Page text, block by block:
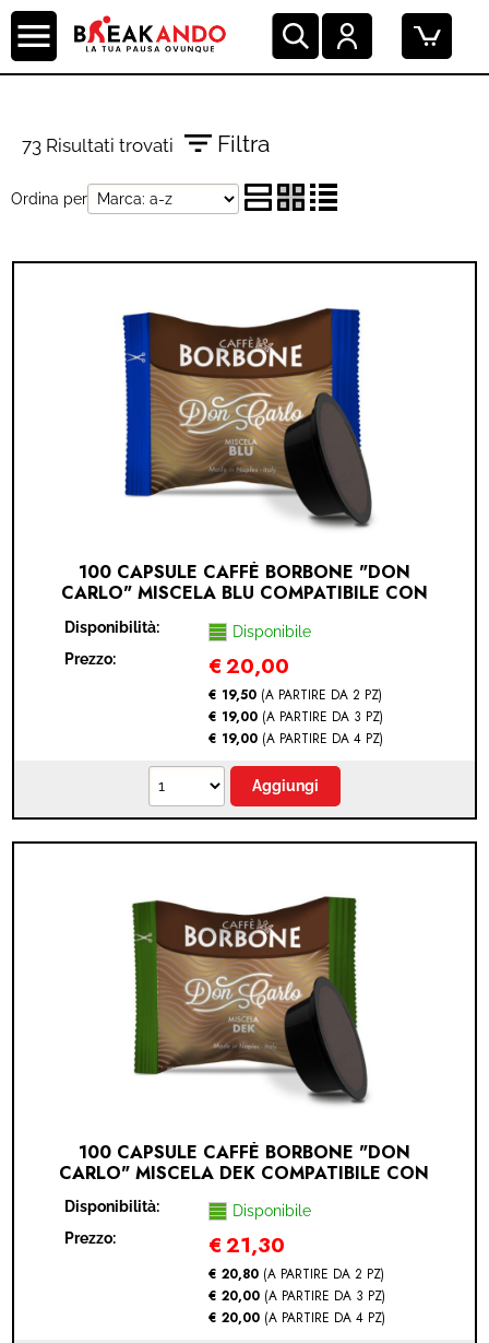
73 Risultati trovati Filtra
Ordina per
100 CAPSULE CAFFÈ BORBONE "DON
CARLO" MISCELA BLU COMPATIBILE CON
MIO® - BLU - 100 CAPSULE)
Disponibilità:
Disponibile
Prezzo:
€20,00
€ 19,50 (A PARTIRE DA 2 PZ)
€ 19,00 (A PARTIRE DA 3 PZ)
€ 19,00 (A PARTIRE DA 4 PZ)
100 CAPSULE CAFFÈ BORBONE "DON
CARLO" MISCELA DEK COMPATIBILE CON
LAVAZZA A MODO MIO (LAVAZZA A MODO
MIO® - DECAFFEINATO - 100 CAPSULE)
Disponibilità:
Disponibile
Prezzo:
€21,30
€ 20,80 (A PARTIRE DA 2 PZ)
€ 20,00 (A PARTIRE DA 3 PZ)
€ 20,00 (A PARTIRE DA 4 PZ)